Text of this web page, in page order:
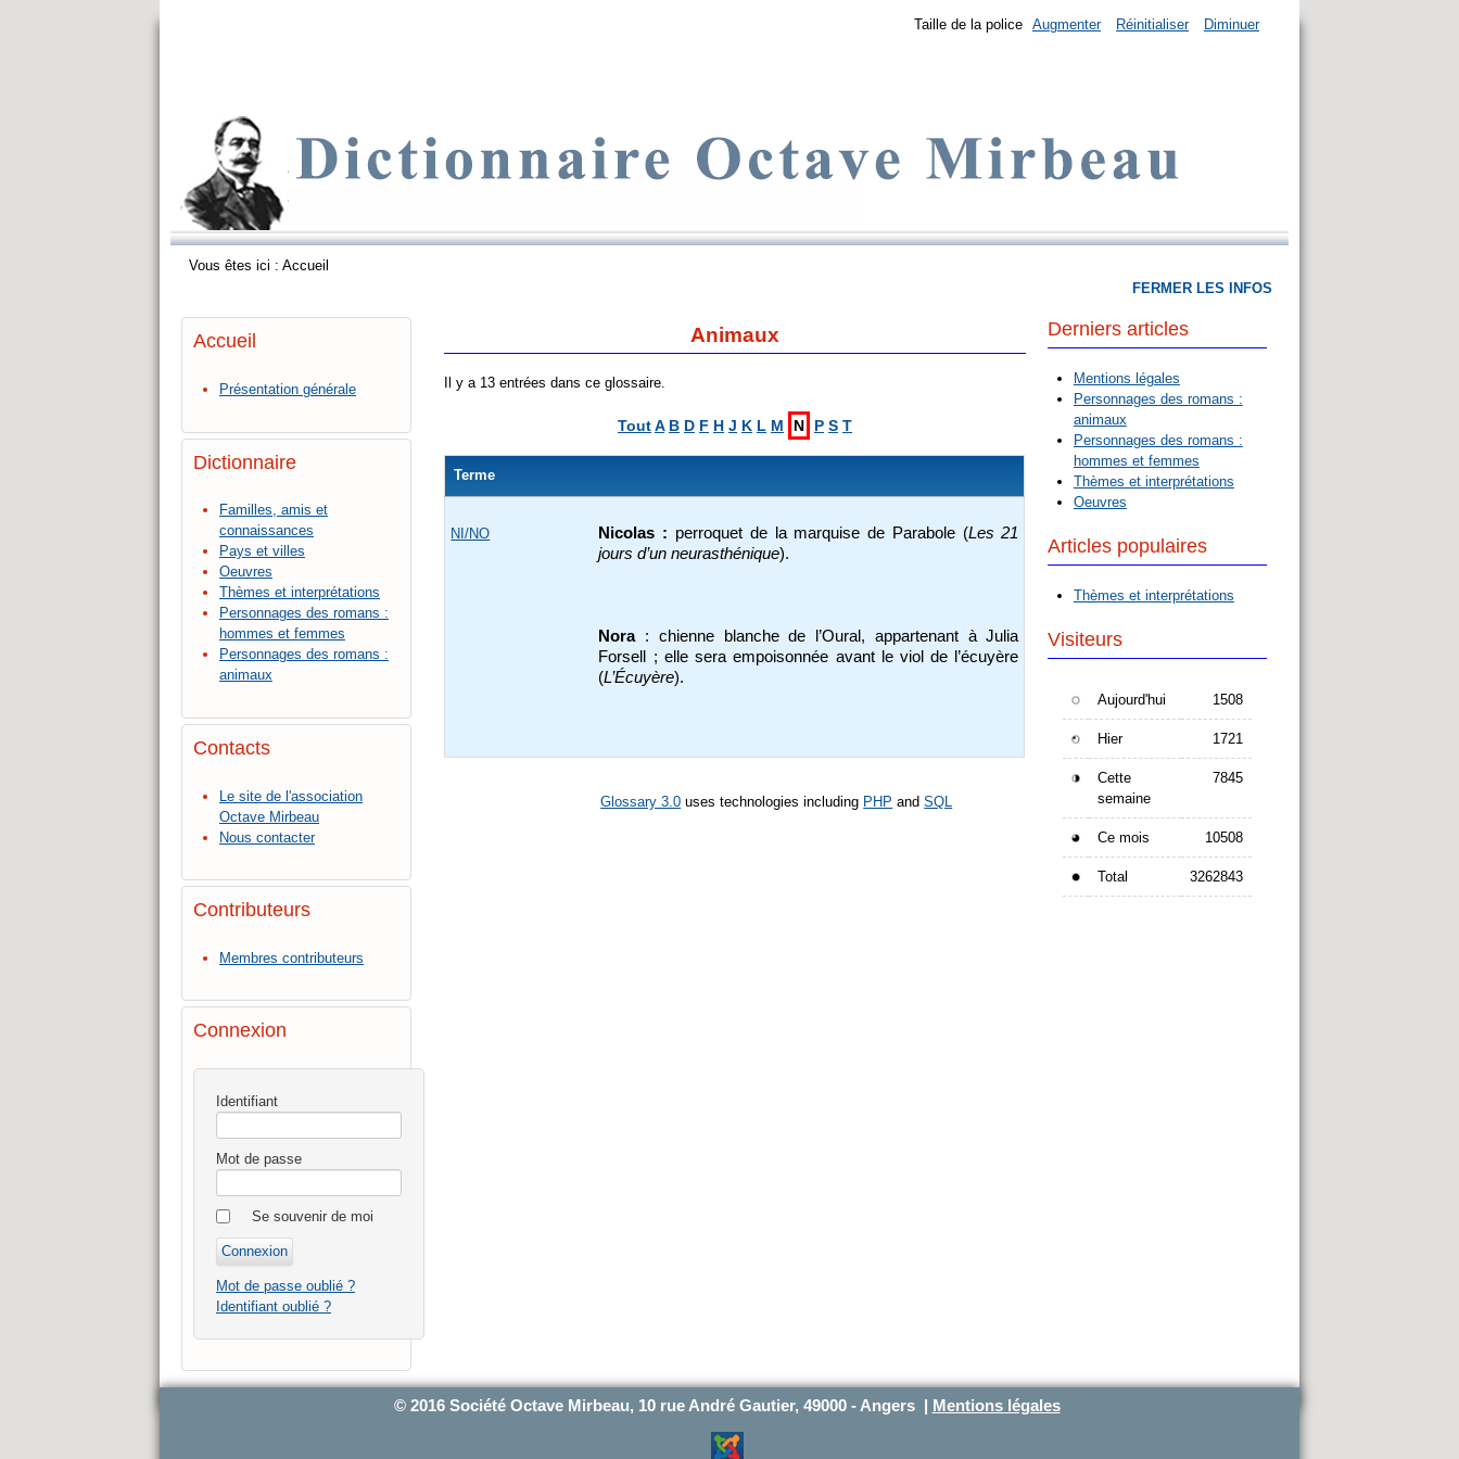
Taille de la police Augmenter Réinitialiser Diminuer
Vous êtes ici : Accueil
Accueil
Présentation générale
Dictionnaire
Familles, amis et
connaissances
Pays et villes
Oeuvres
Thèmes et interprétations
Personnages des romans :
hommes et femmes
Personnages des romans :
animaux
Contacts
Le site de l'association
Octave Mirbeau
Nous contacter
Contributeurs
Membres contributeurs
Connexion
Identifiant
Mot de passe
Se souvenir de moi
Mot de passe oublié ?
Identifiant oublié ?
Animaux
Il y a 13 entrées dans ce glossaire.
ToutA B D F H J K L M N P S T
Terme
NI/NO Nicolas : perroquet de la marquise de Parabole (Les 21
jours d’un neurasthénique).
Nora: chienne blanche de l’Oural, appartenant à Julia
Forsell ; elle sera empoisonnée avant le viol de l’écuyère
(L’Écuyère).
Glossary 3.0 uses technologies including PHP andSQL
FERMER LES INFOS
Derniers articles
Mentions légales
Personnages des romans :
animaux
Personnages des romans :
hommes et femmes
Thèmes et interprétations
Oeuvres
Articles populaires
Thèmes et interprétations
Visiteurs
Aujourd'hui 1508
Hier 1721
Cette
semaine
7845
Ce mois 10508
Total 3262843
© 2016 Société Octave Mirbeau, 10 rue André Gautier, 49000 - Angers | Mentions légales